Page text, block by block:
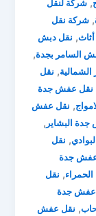
,شركة لنقل
,شركة نقل
, نقل دبش
السامر بجدة,
, نقل
نقل عفش جدة
, نقل عفش
البشاير ,
, نقل
جدة
, نقل
عفش جدة
, نقل عفش